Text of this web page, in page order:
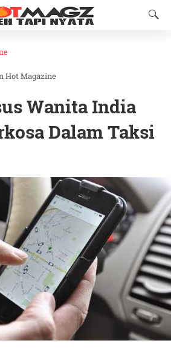
Hot Magazine
Wanita India
Dalam Taksi